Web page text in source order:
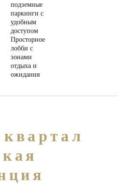
подземные
паркинги с
удобным
доступом
Просторное
лобби с
зонами
отдыха и
ожидания